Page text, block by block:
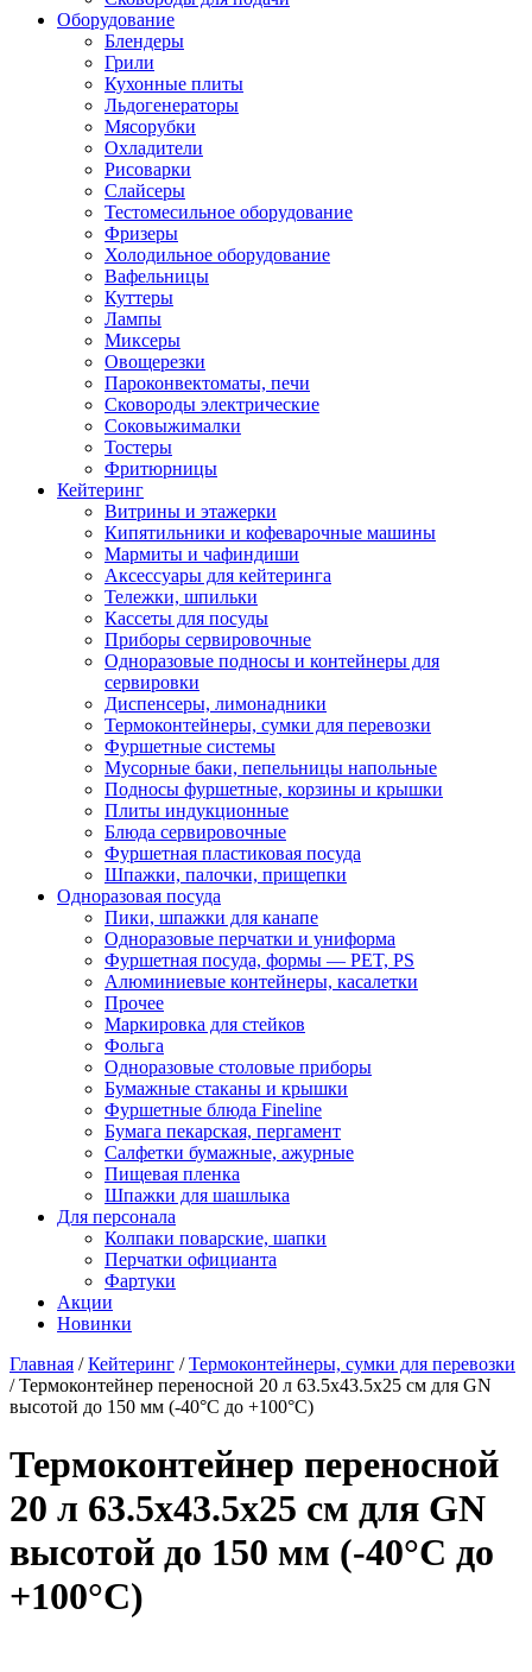
Оборудование
Блендеры
Грили
Кухонные плиты
Льдогенераторы
Мясорубки
Охладители
Рисоварки
Слайсеры
Тестомесильное оборудование
Фризеры
Холодильное оборудование
Вафельницы
Куттеры
Лампы
Миксеры
Овощерезки
Пароконвектоматы, печи
Сковороды электрические
Соковыжималки
Тостеры
Фритюрницы
Кейтеринг
Витрины и этажерки
Кипятильники и кофеварочные машины
Мармиты и чафиндиши
Аксессуары для кейтеринга
Тележки, шпильки
Кассеты для посуды
Приборы сервировочные
Одноразовые подносы и контейнеры для
сервировки
Диспенсеры, лимонадники
Термоконтейнеры, сумки для перевозки
Фуршетные системы
Мусорные баки, пепельницы напольные
Подносы фуршетные, корзины и крышки
Плиты индукционные
Блюда сервировочные
Фуршетная пластиковая посуда
Шпажки, палочки, прищепки
Одноразовая посуда
Пики, шпажки для канапе
Одноразовые перчатки и униформа
Фуршетная посуда, формы — PET, PS
Алюминиевые контейнеры, касалетки
Прочее
Маркировка для стейков
Фольга
Одноразовые столовые приборы
Бумажные стаканы и крышки
Фуршетные блюда Fineline
Бумага пекарская, пергамент
Салфетки бумажные, ажурные
Пищевая пленка
Шпажки для шашлыка
Для персонала
Колпаки поварские, шапки
Перчатки официанта
Фартуки
Акции
Новинки
Главная /Кейтеринг /Термоконтейнеры, сумки для перевозки
/Термоконтейнер переносной 20 л 63.5х43.5х25 см для GN
высотой до 150 мм (-40°C до +100°C)
Термоконтейнер переносной
20 л 63.5х43.5х25 см для GN
высотой до 150 мм (-40°C до
+100°C)